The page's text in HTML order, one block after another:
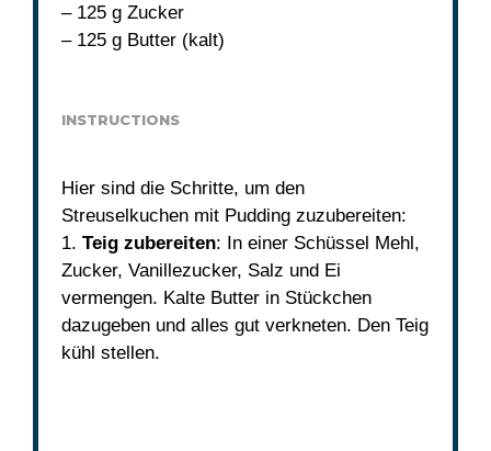
– 125 g Zucker
– 125 g Butter (kalt)
INSTRUCTIONS
Hier sind die Schritte, um den
Streuselkuchen mit Pudding zuzubereiten:
1.Teig zubereiten: In einer Schüssel Mehl,
Zucker, Vanillezucker, Salz und Ei
vermengen. Kalte Butter in Stückchen
dazugeben und alles gut verkneten. Den Teig
kühl stellen.